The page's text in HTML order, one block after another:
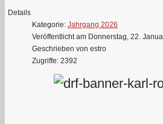
Details
Kategorie: Jahrgang 2026
Veröffentlicht am Donnerstag, 22.
Geschrieben von estro
Zugriffe: 2392